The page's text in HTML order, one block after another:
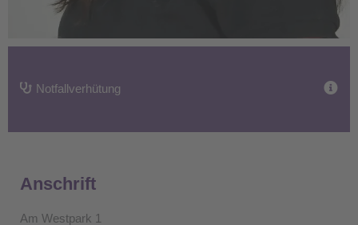
Notfallverhütung
Anschrift
Am Westpark 1